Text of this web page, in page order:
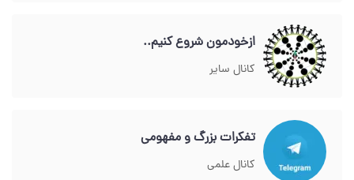
ازخودمون شروع کنیم..
کانال سایر
تفکرات بزرگ و مفهومی
کانال علمی